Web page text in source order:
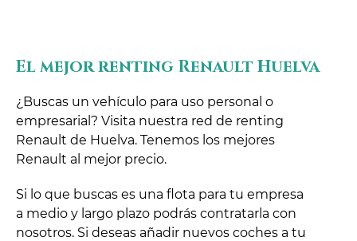
El mejor renting Renault Huelva
¿Buscas un vehículo para uso personal o
empresarial? Visita nuestra red de renting
Renault de Huelva. Tenemos los mejores
Renault al mejor precio.
Si lo que buscas es una flota para tu empresa
a medio y largo plazo podrás contratarla con
nosotros. Si deseas añadir nuevos coches a tu